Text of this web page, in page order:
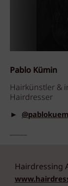
Pablo Kümin
Hairkünstler &
Hairdresser
►
_____
Hairdressing